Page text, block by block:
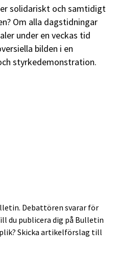
solidariskt och samtidigt
Om alla dagstidningar
under en veckas tid
bilden i en
styrkedemonstration.
Debattören svarar för
du publicera dig på Bulletin
Skicka artikelförslag till